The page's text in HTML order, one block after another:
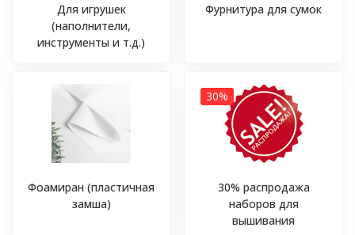
Для игрушек
(наполнители,
инструменты и т.д.)
Фурнитура для сумок
Фоамиран (пластичная
замша)
30% распродажа
наборов для
вышивания
30%